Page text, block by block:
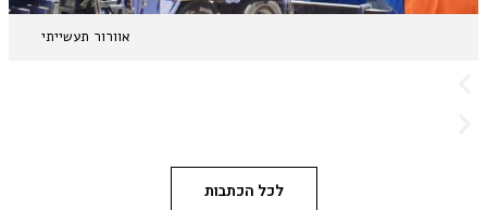
אוורור תעשייתי
לכל הכתבות